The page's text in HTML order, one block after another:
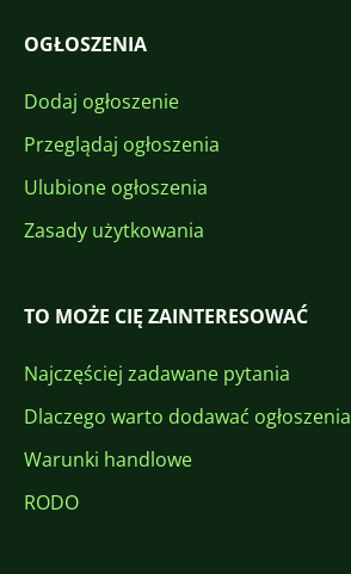
OGŁOSZENIA
Dodaj ogłoszenie
Przeglądaj ogłoszenia
Ulubione ogłoszenia
Zasady użytkowania
TO MOŻE CIĘ ZAINTERESOWAĆ
Najczęściej zadawane pytania
Dlaczego warto dodawać ogłoszenia
Warunki handlowe
RODO